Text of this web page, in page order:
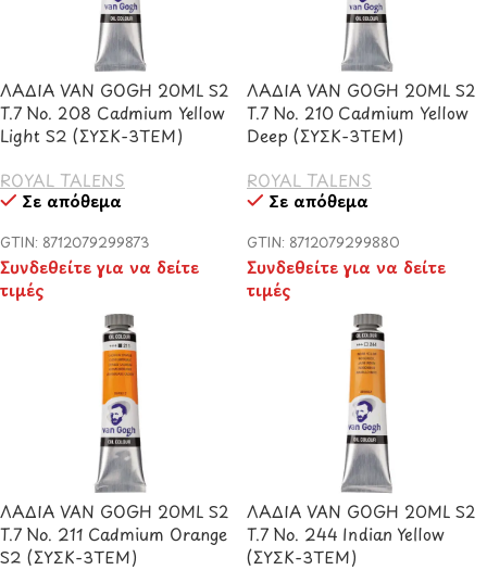
ΛΑΔΙΑ VAN GOGH 20ML S2
T.7 No. 208 Cadmium Yellow
Light S2 (ΣΥΣΚ-3ΤΕΜ)
ROYAL TALENS
Σε απόθεμα
GTIN: 8712079299873
Συνδεθείτε για να δείτε
τιμές
ΛΑΔΙΑ VAN GOGH 20ML S2
T.7 No. 210 Cadmium Yellow
Deep (ΣΥΣΚ-3ΤΕΜ)
ROYAL TALENS
Σε απόθεμα
GTIN: 8712079299880
Συνδεθείτε για να δείτε
τιμές
ΛΑΔΙΑ VAN GOGH 20ML S2
T.7 No. 211 Cadmium Orange
S2 (ΣΥΣΚ-3ΤΕΜ)
ΛΑΔΙΑ VAN GOGH 20ML S2
T.7 No. 244 Indian Yellow
(ΣΥΣΚ-3ΤΕΜ)